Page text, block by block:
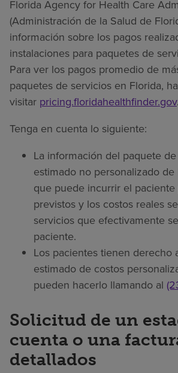
Florida Agency for Health Care
(Administración de la Salud de
información sobre los pagos
instalaciones para paquetes de
Para ver los pagos promedio de
paquetes de servicios en Florida,
visitar pricing.floridahealthfinder.gov.
Tenga en cuenta lo siguiente:
La información del paquete
estimado no personalizado
que puede incurrir el
previstos y los costos reales
servicios que efectivamente
paciente.
Los pacientes tienen derecho
estimado de costos
pueden hacerlo llamando al
Solicitud de un
cuenta o una
detallados